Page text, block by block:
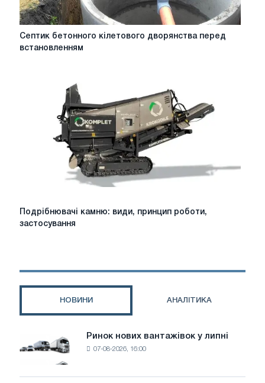
Септик
встановленням
Септик бетонного кілетового дворянства перед
встановленням
Подрібнювачі
камню:
застосування
Подрібнювачі камню: види, принцип роботи,
застосування
НОВИНИ АНАЛІТИКА
Ринок
нових
вантажівок
у
Ринок нових вантажівок у липні
07-08-2026, 16:00